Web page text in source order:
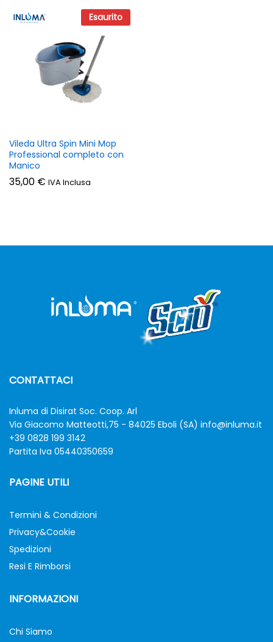
Esaurito
Vileda Ultra Spin Mini Mop
Professional completo con
Manico
35,00 € IVA Inclusa
CONTATTACI
Inluma di Disirat Soc. Coop. Arl
Via Giacomo Matteotti,75 - 84025 Eboli (SA) info@inluma.it
+39 0828 199 3142
Partita Iva 05440350659
PAGINE UTILI
Termini & Condizioni
Privacy&Cookie
Spedizioni
Resi E Rimborsi
INFORMAZIONI
Chi Siamo